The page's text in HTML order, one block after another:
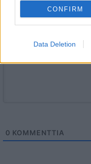
CONFIRM
Data Deletion
✨ Nimikone
0 KOMMENTTIA